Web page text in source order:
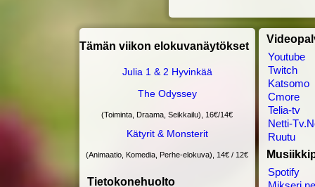
Tämän viikon elokuvanäytökset
Julia 1 & 2 Hyvinkää
The Odyssey
(Toiminta, Draama, Seikkailu), 16€/14€
Kätyrit & Monsterit
(Animaatio, Komedia, Perhe-elokuva), 14€ / 12€
Tietokonehuolto
Youtube
Twitch
Katsomo
Cmore
Telia-tv
Netti-
Ruutu
Spotify